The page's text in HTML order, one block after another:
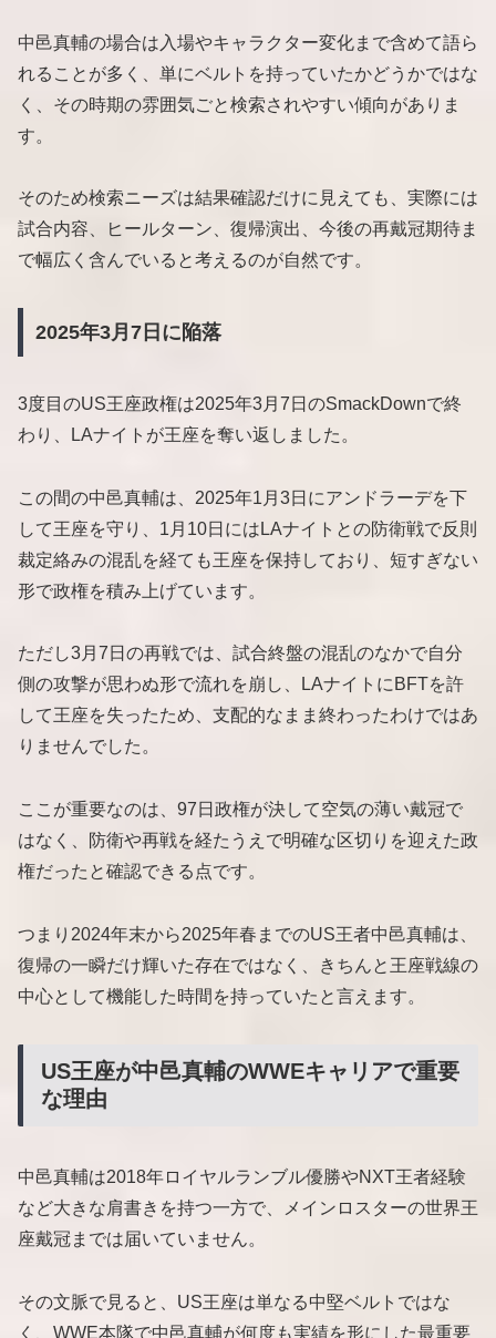
中邑真輔の場合は入場やキャラクター変化まで含めて語ら
れることが多く、単にベルトを持っていたかどうかではな
く、その時期の雰囲気ごと検索されやすい傾向がありま
す。
そのため検索ニーズは結果確認だけに見えても、実際には
試合内容、ヒールターン、復帰演出、今後の再戴冠期待ま
で幅広く含んでいると考えるのが自然です。
2025年3月7日に陥落
3度目のUS王座政権は2025年3月7日のSmackDownで終
わり、LAナイトが王座を奪い返しました。
この間の中邑真輔は、2025年1月3日にアンドラーデを下
して王座を守り、1月10日にはLAナイトとの防衛戦で反則
裁定絡みの混乱を経ても王座を保持しており、短すぎない
形で政権を積み上げています。
ただし3月7日の再戦では、試合終盤の混乱のなかで自分
側の攻撃が思わぬ形で流れを崩し、LAナイトにBFTを許
して王座を失ったため、支配的なまま終わったわけではあ
りませんでした。
ここが重要なのは、97日政権が決して空気の薄い戴冠で
はなく、防衛や再戦を経たうえで明確な区切りを迎えた政
権だったと確認できる点です。
つまり2024年末から2025年春までのUS王者中邑真輔は、
復帰の一瞬だけ輝いた存在ではなく、きちんと王座戦線の
中心として機能した時間を持っていたと言えます。
US王座が中邑真輔のWWEキャリアで重要
な理由
中邑真輔は2018年ロイヤルランブル優勝やNXT王者経験
など大きな肩書きを持つ一方で、メインロスターの世界王
座戴冠までは届いていません。
その文脈で見ると、US王座は単なる中堅ベルトではな
く、WWE本隊で中邑真輔が何度も実績を形にした最重要